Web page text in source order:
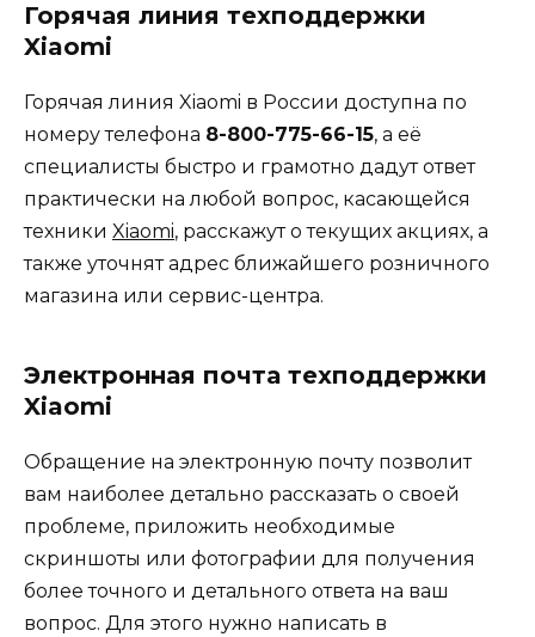
Горячая линия техподдержки
Xiaomi
Горячая линия Xiaomi в России доступна по
номеру телефона 8-800-775-66-15, а её
специалисты быстро и грамотно дадут ответ
практически на любой вопрос, касающейся
техники Xiaomi, расскажут о текущих акциях, а
также уточнят адрес ближайшего розничного
магазина или сервис-центра.
Электронная почта техподдержки
Xiaomi
Обращение на электронную почту позволит
вам наиболее детально рассказать о своей
проблеме, приложить необходимые
скриншоты или фотографии для получения
более точного и детального ответа на ваш
вопрос. Для этого нужно написать в